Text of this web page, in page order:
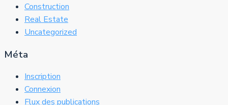
Construction
Real Estate
Uncategorized
Méta
Inscription
Connexion
Flux des publications